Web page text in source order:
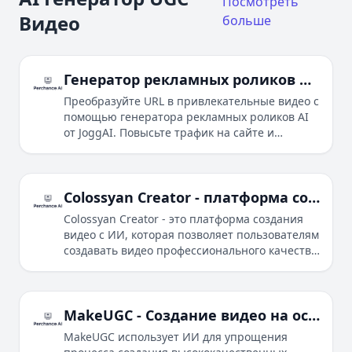
Видео
больше
Генератор рекламных роликов AI: Создавайте видео из URL за минуты
Преобразуйте URL в привлекательные видео с
помощью генератора рекламных роликов AI
от JoggAI. Повысьте трафик на сайте и
Colossyan Creator - платформа создания видео с ИИ
Colossyan Creator - это платформа создания
видео с ИИ, которая позволяет пользователям
создавать видео профессионального качества
рабочем месте.
MakeUGC - Создание видео на основе ИИ для маркетинга
MakeUGC использует ИИ для упрощения